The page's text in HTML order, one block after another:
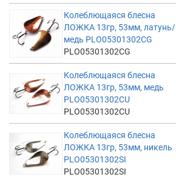
Колеблющаяся блесна
ЛОЖКА 13гр, 53мм, латунь/
медь PLO05301302CG
PLO05301302CG
Колеблющаяся блесна
ЛОЖКА 13гр, 53мм, медь
PLO05301302CU
PLO05301302CU
Колеблющаяся блесна
ЛОЖКА 13гр, 53мм, никель
PLO05301302SI
PLO05301302SI